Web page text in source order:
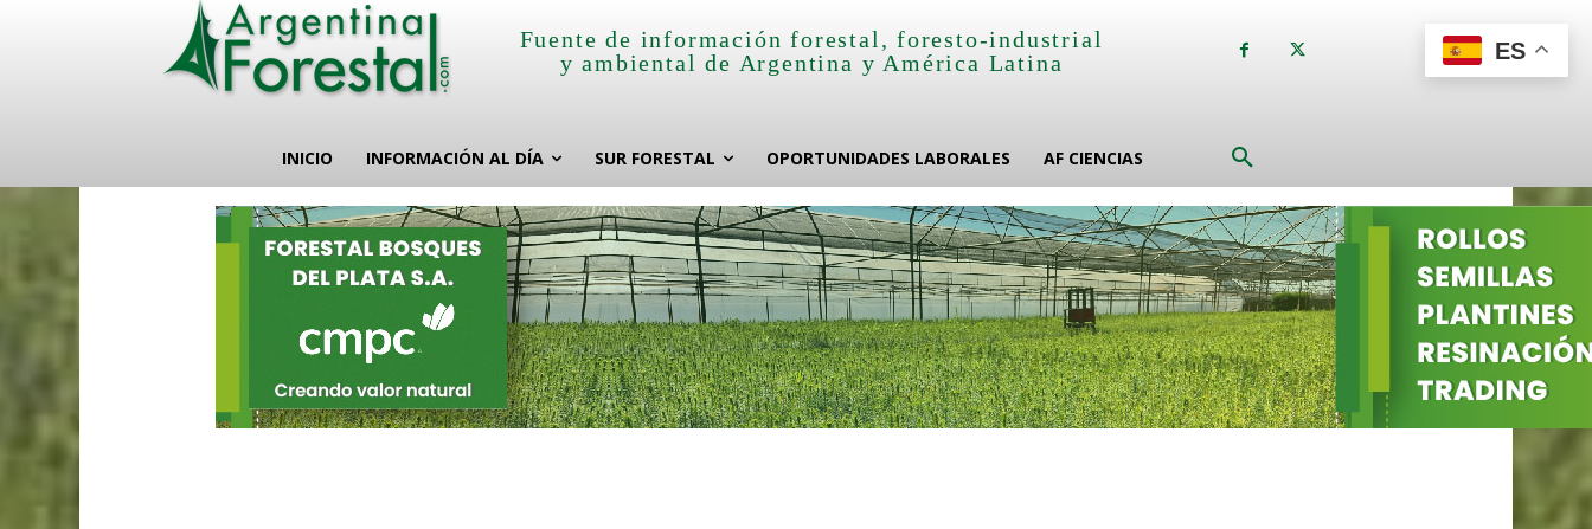
Fuente de información forestal, foresto-industrial
y ambiental de Argentina y América Latina
INICIO INFORMACIÓN AL DÍA SUR FORESTAL OPORTUNIDADES LABORALES AF CIENCIAS
ES